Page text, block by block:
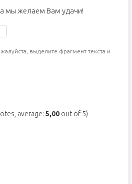
мы желаем Вам удачи!
выделите фрагмент текста и
average:5,00 out of 5)